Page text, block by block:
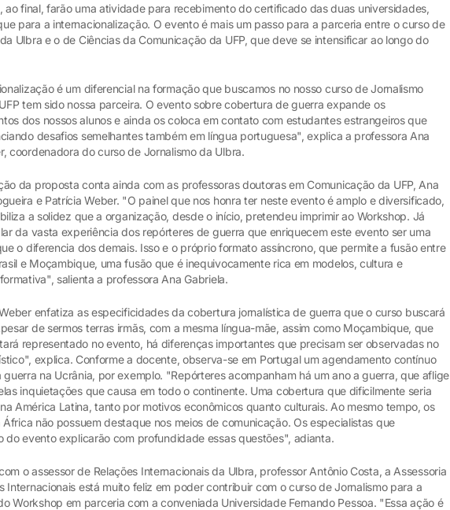
ao final, farão uma atividade para recebimento do certificado das duas universidades,
para a internacionalização. O evento é mais um passo para a parceria entre o curso de
Ulbra e o de Ciências da Comunicação da UFP, que deve se intensificar ao longo do
é um diferencial na formação que buscamos no nosso curso de Jornalismo
tem sido nossa parceira. O evento sobre cobertura de guerra expande os
dos nossos alunos e ainda os coloca em contato com estudantes estrangeiros que
desafios semelhantes também em língua portuguesa", explica a professora Ana
coordenadora do curso de Jornalismo da Ulbra.
da proposta conta ainda com as professoras doutoras em Comunicação da UFP, Ana
e Patrícia Weber. "O painel que nos honra ter neste evento é amplo e diversificado,
a solidez que a organização, desde o início, pretendeu imprimir ao Workshop. Já
da vasta experiência dos repórteres de guerra que enriquecem este evento ser uma
o diferencia dos demais. Isso e o próprio formato assíncrono, que permite a fusão entre
e Moçambique, uma fusão que é inequivocamente rica em modelos, cultura e
salienta a professora Ana Gabriela.
enfatiza as especificidades da cobertura jornalística de guerra que o curso buscará
de sermos terras irmãs, com a mesma língua-mãe, assim como Moçambique, que
representado no evento, há diferenças importantes que precisam ser observadas no
explica. Conforme a docente, observa-se em Portugal um agendamento contínuo
guerra na Ucrânia, por exemplo. "Repórteres acompanham há um ano a guerra, que aflige
inquietações que causa em todo o continente. Uma cobertura que dificilmente seria
América Latina, tanto por motivos econômicos quanto culturais. Ao mesmo tempo, os
não possuem destaque nos meios de comunicação. Os especialistas que
do evento explicarão com profundidade essas questões", adianta.
o assessor de Relações Internacionais da Ulbra, professor Antônio Costa, a Assessoria
Internacionais está muito feliz em poder contribuir com o curso de Jornalismo para a
Workshop em parceria com a conveniada Universidade Fernando Pessoa. "Essa ação é